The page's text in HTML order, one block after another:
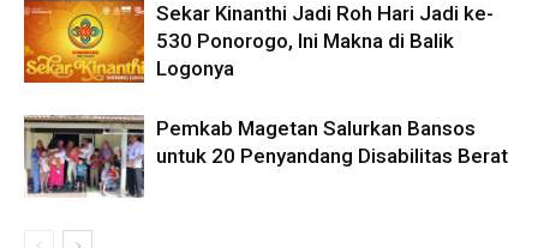
Sekar Kinanthi Jadi Roh Hari Jadi ke-
530 Ponorogo, Ini Makna di Balik
Logonya
Pemkab Magetan Salurkan Bansos
untuk 20 Penyandang Disabilitas Berat